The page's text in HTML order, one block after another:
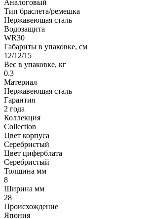
Аналоговый
Тип браслета/ремешка
Нержавеющая сталь
Водозащита
WR30
Габариты в упаковке, см
12/12/15
Вес в упаковке, кг
0.3
Материал
Нержавеющая сталь
Гарантия
2 года
Коллекция
Collection
Цвет корпуса
Серебристый
Цвет циферблата
Серебристый
Толщина мм
8
Ширина мм
28
Происхождение
Япония